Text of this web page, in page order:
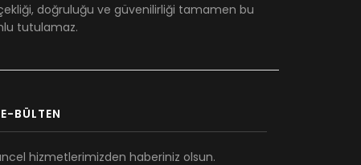
doğruluğu ve güvenilirliği tamamen bu
tutulamaz.
E-BÜLTEN
hizmetlerimizden haberiniz olsun.